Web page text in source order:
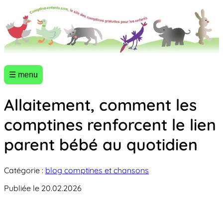
☰ menu
Allaitement, comment les
comptines renforcent le lien
parent bébé au quotidien
Catégorie : blog comptines et chansons
Publiée le 20.02.2026